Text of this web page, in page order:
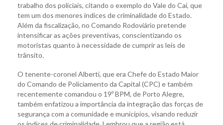
trabalho dos policiais, citando o exemplo do Vale do Caí, que
tem um dos menores índices de criminalidade do Estado.
Além da fiscalização, no Comando Rodoviário pretende
intensificar as ações preventivas, conscientizando os
motoristas quanto à necessidade de cumprir as leis de
trânsito.
O tenente-coronel Alberti, que era Chefe do Estado Maior
do Comando de Policiamento da Capital (CPC) e também
recentemente comandou o 19º BPM, de Porto Alegre,
também enfatizou a importância da integração das forças de
segurança com a comunidade e municípios, visando reduzir